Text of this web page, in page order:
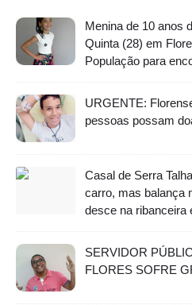
Menina de 10 anos
Quinta (28) em
População para
URGENTE:
pessoas possam
Casal de Serra
carro, mas balança
desce na ribanceira
SERVIDOR
FLORES SOFRE